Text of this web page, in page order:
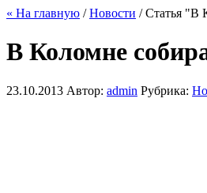
« На главную /Новости / Статья "В
В Коломне
23.10.2013 Автор: admin Рубрика: